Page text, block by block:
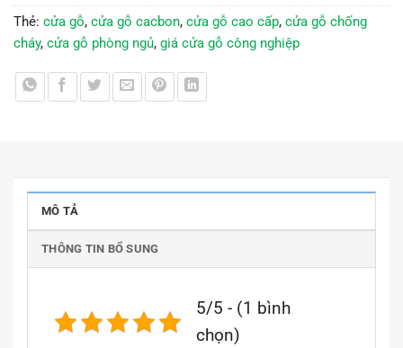
Thẻ: cửa gỗ, cửa gỗ cacbon, cửa gỗ cao cấp, cửa gỗ chống
cháy, cửa gỗ phòng ngủ, giá cửa gỗ công nghiệp
MÔ TẢ
THÔNG TIN BỔ SUNG
5/5 - (1 bình
chọn)